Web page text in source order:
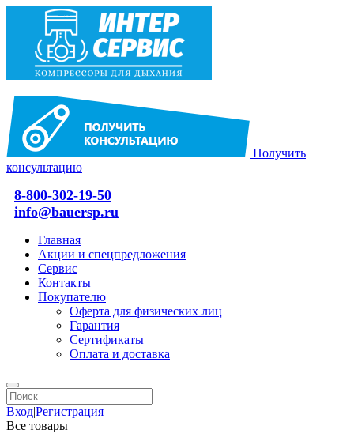
Получить
консультацию
8-800-302-19-50
info@bauersp.ru
Главная
Акции и спецпредложения
Сервис
Контакты
Покупателю
Оферта для физических лиц
Гарантия
Сертификаты
Оплата и доставка
Вход|Регистрация
Все товары